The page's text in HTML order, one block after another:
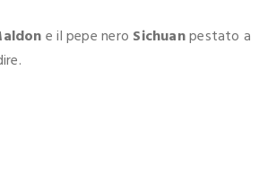
e il pepe nero Sichuanpestato a